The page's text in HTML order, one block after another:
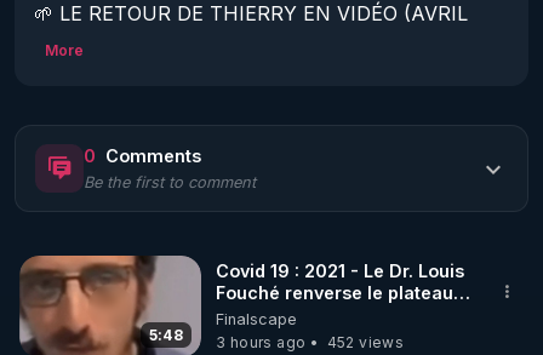
🌱 LE RETOUR DE THIERRY EN VIDÉO (AVRIL
2022)!
https://www.rgnr.fr/presentation.html
🌱 LE MAGAZINE RÉGÉNÈRE
🌱 LA BOUTIQUE DU MAGAZINE
Pour obtenir les anciens numéros que vous avez
More
0 Comments
Be the first to comment
5:48
Covid 19 : 2021 - Le Dr. Louis
Fouché renverse le plateau
de CNews !
Finalscape
3 hours ago
452 views